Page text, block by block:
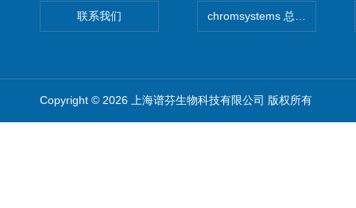
联系我们 chromsystems 总代理
Copyright © 2026 上海谱芬生物科技有限公司 版权所有